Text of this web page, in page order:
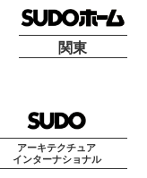
関東
アーキテクチュア
インターナショナル